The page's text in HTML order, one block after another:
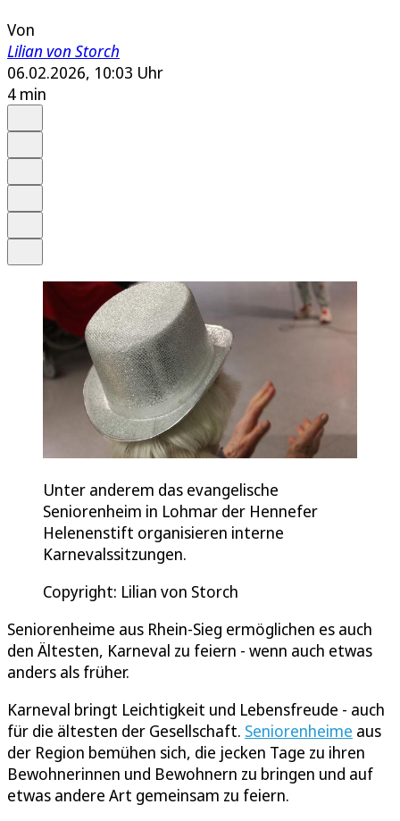
Von
Lilian von Storch
06.02.2026, 10:03 Uhr
4 min
Unter anderem das evangelische
Seniorenheim in Lohmar der Hennefer
Helenenstift organisieren interne
Karnevalssitzungen.
Copyright: Lilian von Storch
Seniorenheime aus Rhein-Sieg ermöglichen es auch
den Ältesten, Karneval zu feiern - wenn auch etwas
anders als früher.
Karneval bringt Leichtigkeit und Lebensfreude - auch
für die ältesten der Gesellschaft. Seniorenheime aus
der Region bemühen sich, die jecken Tage zu ihren
Bewohnerinnen und Bewohnern zu bringen und auf
etwas andere Art gemeinsam zu feiern.